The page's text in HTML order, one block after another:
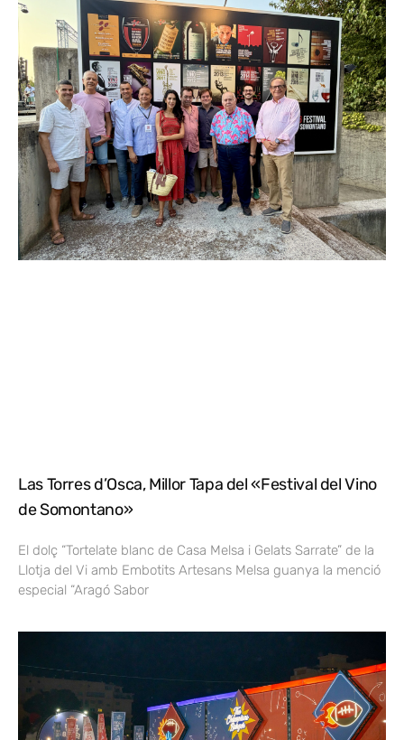
Las Torres d’Osca, Millor Tapa del «Festival del Vino
de Somontano»
El dolç “Tortelate blanc de Casa Melsa i Gelats Sarrate” de la
Llotja del Vi amb Embotits Artesans Melsa guanya la menció
especial “Aragó Sabor